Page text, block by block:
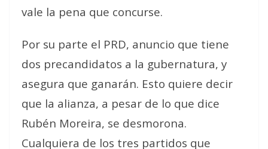
vale la pena que concurse.
Por su parte el PRD, anuncio que tiene
dos precandidatos a la gubernatura, y
asegura que ganarán. Esto quiere decir
que la alianza, a pesar de lo que dice
Rubén Moreira, se desmorona.
Cualquiera de los tres partidos que